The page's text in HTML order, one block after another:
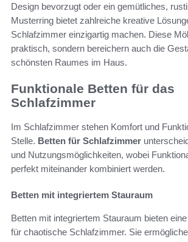
Design bevorzugt oder ein gemütliches,
Musterring bietet zahlreiche kreative
Schlafzimmer einzigartig machen. Diese
praktisch, sondern bereichern auch die
schönsten Raumes im Haus.
Funktionale Betten für das
Schlafzimmer
Im Schlafzimmer stehen Komfort und
Stelle. Betten für Schlafzimmer
und Nutzungsmöglichkeiten, wobei
perfekt miteinander kombiniert werden.
Betten mit integriertem Stauraum
Betten mit integriertem Stauraum bieten
für chaotische Schlafzimmer. Sie